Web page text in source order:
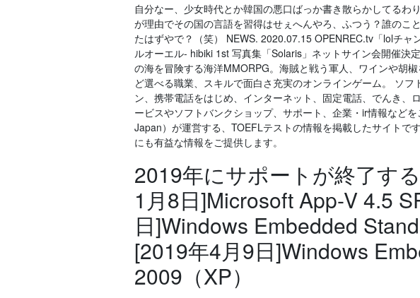
自分なー、少女時代とか韓国の悪口ばっか書き散らかしてるわ
が理由でその国の言語を習得はせぇへんやろ、ふつう？誰のこ
たはずやで？（笑） NEWS. 2020.07.15 OPENREC.tv「lolチ
ルオーエル- hibiki 1st 写真集「Solaris」ネットサイン会開催決
の海を冒険する海洋MMORPG。海賊と戦う軍人、ワインや胡
ど選べる職業、スキルで面白さ充実のオンラインゲーム。 ソ
ン、携帯電話をはじめ、インターネット、固定電話、でんき、
ービスやソフトバンクショップ、サポート、企業・ir情報など
Japan）が運営する、TOEFLテストの情報を掲載したサイトで
にも有益な情報をご提供します。
2019年にサポートが終了す
1月8日]Microsoft App-V 4.5
日]Windows Embedded
[2019年4月9日]Windows
2009（XP）